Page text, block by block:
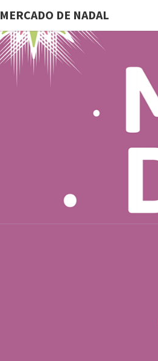
MERCADO DE NADAL